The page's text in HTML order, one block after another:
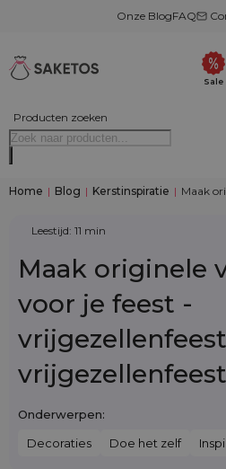
Onze BlogFAQ
Producten zoeken
Sale
Home | Blog | Kerstinspiratie | Maak
Leestijd: 11 min
Maak originele
voor je feest -
vrijgezellenfeest
Onderwerpen:
Decoraties Doe het zelf